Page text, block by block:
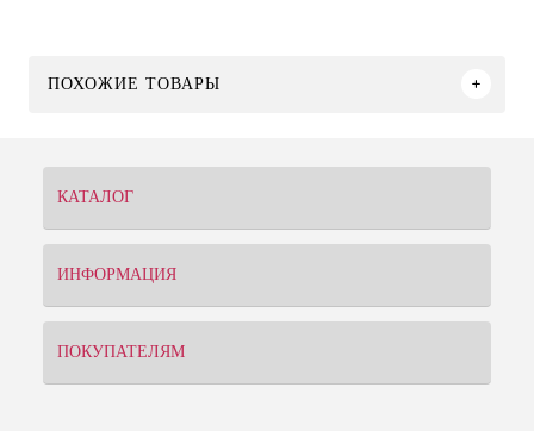
ПОХОЖИЕ ТОВАРЫ
КАТАЛОГ
ИНФОРМАЦИЯ
ПОКУПАТЕЛЯМ